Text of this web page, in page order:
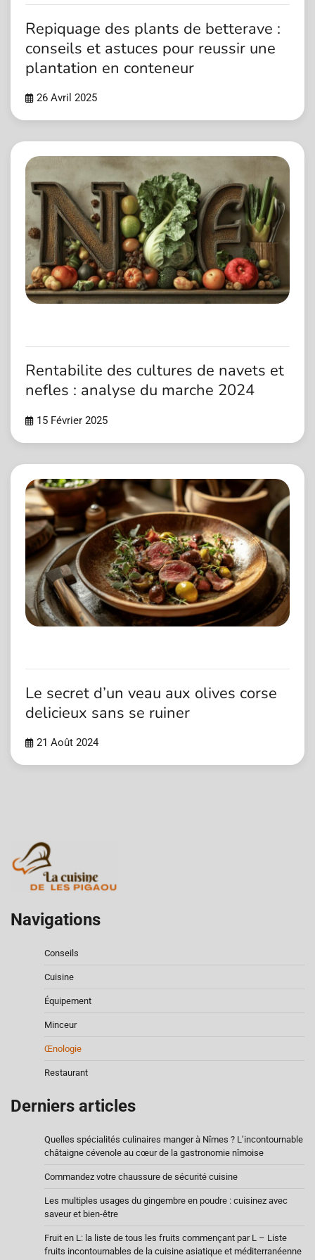
Repiquage des plants de betterave :
conseils et astuces pour reussir une
plantation en conteneur
26 Avril 2025
Rentabilite des cultures de navets et
nefles : analyse du marche 2024
15 Février 2025
Le secret d’un veau aux olives corse
delicieux sans se ruiner
21 Août 2024
Navigations
Conseils
Cuisine
Équipement
Minceur
Œnologie
Restaurant
Derniers articles
Quelles spécialités culinaires manger à Nîmes ? L’incontournable
châtaigne cévenole au cœur de la gastronomie nîmoise
Commandez votre chaussure de sécurité cuisine
Les multiples usages du gingembre en poudre : cuisinez avec
saveur et bien-être
Fruit en L: la liste de tous les fruits commençant par L – Liste
fruits incontournables de la cuisine asiatique et méditerranéenne